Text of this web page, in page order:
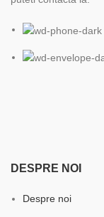
DESPRE NOI
Despre noi